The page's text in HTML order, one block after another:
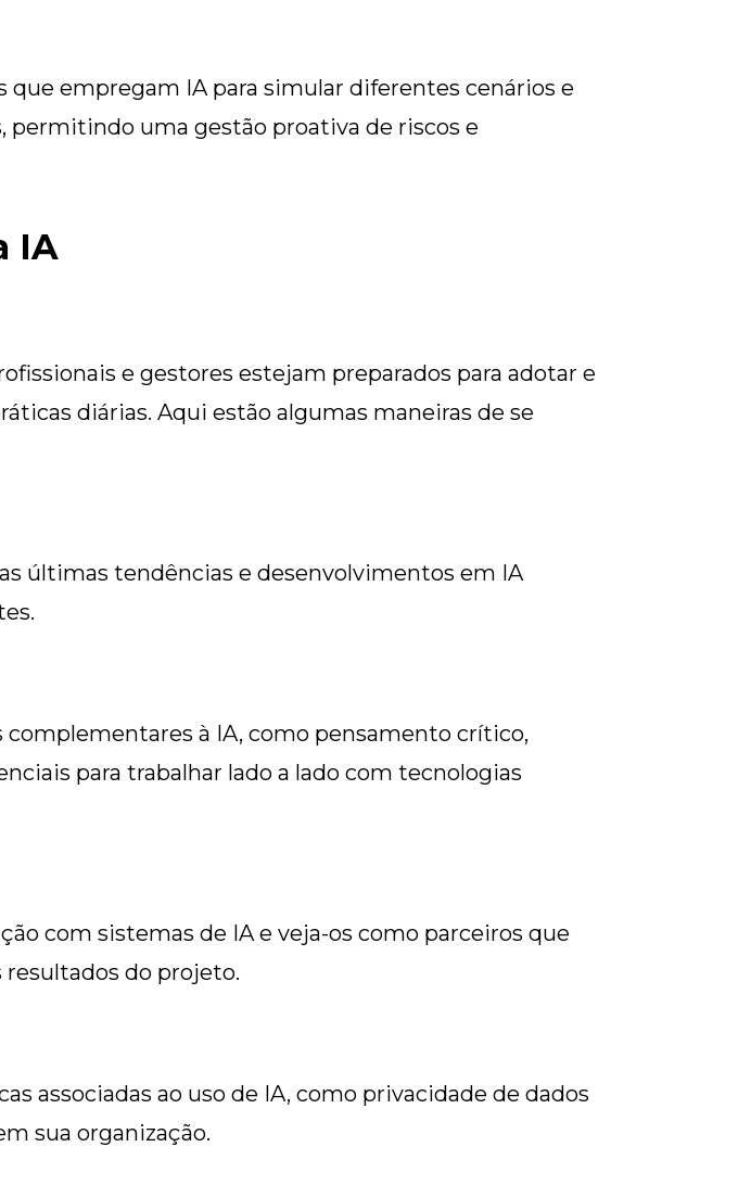
que empregam IA para simular diferentes cenários e
uma gestão proativa de riscos e
IA
e gestores estejam preparados para adotar e
diárias. Aqui estão algumas maneiras de se
últimas tendências e desenvolvimentos em IA
complementares à IA, como pensamento crítico,
para trabalhar lado a lado com tecnologias
com sistemas de IA e veja-os como parceiros que
resultados do projeto.
associadas ao uso de IA, como privacidade de dados
sua organização.